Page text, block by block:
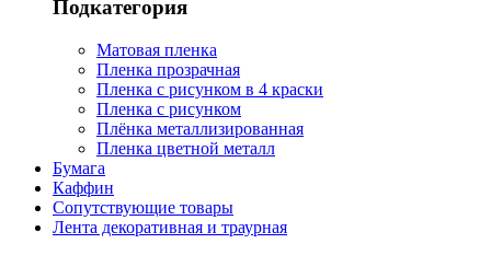
Подкатегория
Матовая пленка
Пленка прозрачная
Пленка с рисунком в 4 краски
Пленка с рисунком
Плёнка металлизированная
Пленка цветной металл
Бумага
Каффин
Сопутствующие товары
Лента декоративная и траурная